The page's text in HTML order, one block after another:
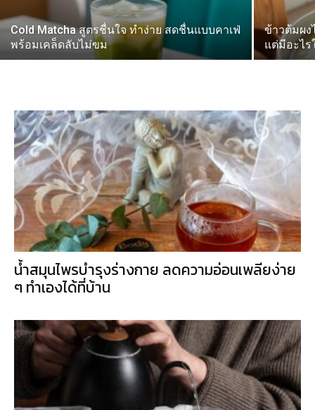
Cold Matcha สูตรชื่นใจ ทำง่าย สดชื่นแบบคาเฟ่
พร้อมเคล็ดลับไม่ขม
ข้าวต้มผง
แต่มีอะไ
น้ำสมุนไพรบำรุงร่างกาย ลดความอ่อนเพลียง่าย
ๆ ทำเองได้ที่บ้าน